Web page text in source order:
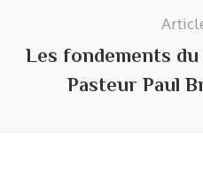
Les fondements
Pasteur Paul